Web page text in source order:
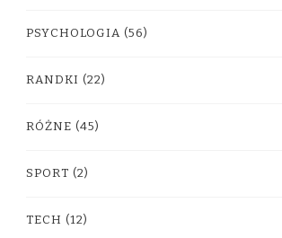
PSYCHOLOGIA (56)
RANDKI (22)
RÓŻNE (45)
SPORT (2)
TECH (12)